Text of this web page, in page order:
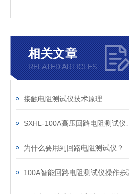
相关文章
RELATED ARTICLES
接触电阻测试仪技术原理
为什么要用到回路电阻测试仪？
100A智能回路电阻测试仪操作步